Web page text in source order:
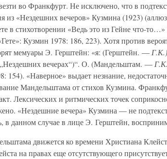
во Франкфурт. Не исключено, что в
из «Нездешних вечеров» Кузмина (1923)
в стихотворении «Ведь это из Гейне что-
Кузмин 1978: 186, 223). Хотя против
мемуары Э. Герштейн: «я: (Герштейн. — Г.К.)
вечерах“)“. О. (Мандельштам. — Г.К.
154). «Наверное» выдает незнание,
Мандельштама от стихов Кузмина.
Лексических и ритмических точек
«Нездешние вечера» Кузмина — не
в данном случае в лице Э. Герштейн,
движется ко времени Христиана
на правах еще отсутствующего